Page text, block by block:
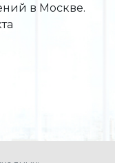
в Москве.